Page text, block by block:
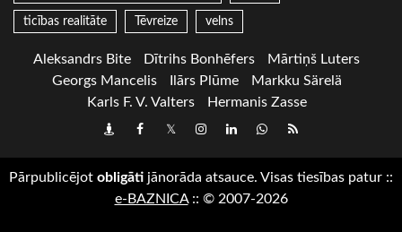
ticības realitāte Tēvreize velns
Aleksandrs Bite Dītrihs Bonhēfers
Mārtiņš Luters
Georgs Mancelis
Ilārs Plūme
Markku Särelä
Karls F. V. Valters
Hermanis Zasse
DraugiemFacebook
TwitterInstagram
LinkedInwhatsapp
RSS
Pārpublicējot obligāti jānorāda atsauce. Visas tiesības patur ::
e-BAZNICA:: © 2007-2026